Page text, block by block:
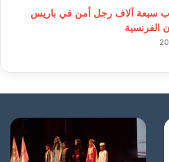
سبعة آلاف رجل أمن في باريس
الفرنسية